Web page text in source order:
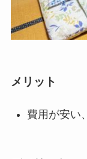
メリット
費用が安い